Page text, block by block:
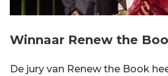
Winnaar Renew the
De jury van Renew the Book